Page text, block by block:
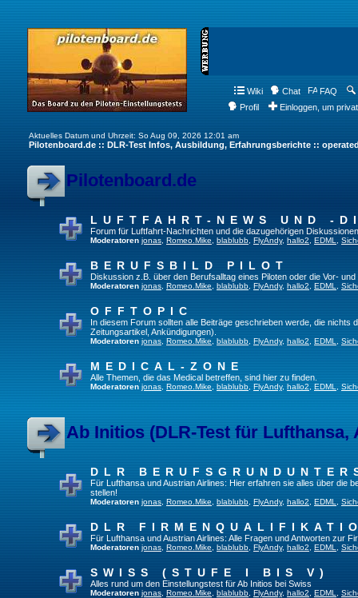
Wiki Chat FAQ
Profil
Einloggen, um
Aktuelles Datum und Uhrzeit: So Aug 09, 2026 12:01 am
Pilotenboard.de :: DLR-Test Infos, Ausbildung, Erfahrungsberichte ::
Pilotenboard.de
LUFTFAHRT-NEWS UND -
Forum für Luftfahrt-Nachrichten und die dazugehörigen
Moderatoren jonas Romeo.Mike blablubb FlyAndy, hallo2 EDML
BERUFSBILD PILOT
Diskussion z.B. über den Berufsalltag eines Piloten oder die Vor-
Moderatoren jonas Romeo.Mike blablubb FlyAndy, hallo2 EDML
OFFTOPIC
In diesem Forum sollten alle Beiträge geschrieben werde, die
Zeitungsartikel, Ankündigungen).
Moderatoren jonas Romeo.Mike blablubb FlyAndy, hallo2 EDML
MEDICAL-ZONE
Alle Themen, die das Medical betreffen, sind hier zu finden.
Moderatoren jonas Romeo.Mike blablubb FlyAndy, hallo2 EDML
Ab Initios (DLR-Test für Lufthansa,
DLR
Für Lufthansa und Austrian Airlines: Hier erfahren sie alles über die
stellen!
Moderatoren jonas Romeo.Mike blablubb FlyAndy, hallo2 EDML
DLR
Für Lufthansa und Austrian Airlines: Alle Fragen und Antworten zur
Moderatoren jonas Romeo.Mike blablubb FlyAndy, hallo2 EDML
SWISS (STUFE I BIS V)
Alles rund um den Einstellungstest für Ab Initios bei Swiss
Moderatoren jonas Romeo.Mike blablubb FlyAndy, hallo2 EDML